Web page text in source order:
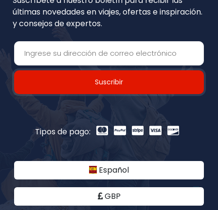
últimas novedades en viajes, ofertas e inspiración.
y consejos de expertos.
Suscribir
Tipos de pago:
Español
GBP